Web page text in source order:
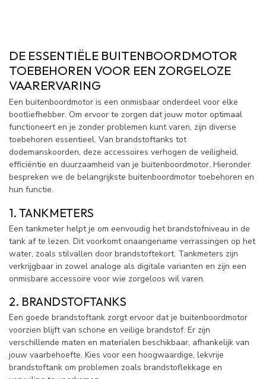
DE ESSENTIËLE BUITENBOORDMOTOR
TOEBEHOREN VOOR EEN ZORGELOZE
VAARERVARING
Een buitenboordmotor is een onmisbaar onderdeel voor elke
bootliefhebber. Om ervoor te zorgen dat jouw motor optimaal
functioneert en je zonder problemen kunt varen, zijn diverse
toebehoren essentieel. Van brandstoftanks tot
dodemanskoorden, deze accessoires verhogen de veiligheid,
efficiëntie en duurzaamheid van je buitenboordmotor. Hieronder
bespreken we de belangrijkste buitenboordmotor toebehoren en
hun functie.
1. TANKMETERS
Een tankmeter helpt je om eenvoudig het brandstofniveau in de
tank af te lezen. Dit voorkomt onaangename verrassingen op het
water, zoals stilvallen door brandstoftekort. Tankmeters zijn
verkrijgbaar in zowel analoge als digitale varianten en zijn een
onmisbare accessoire voor wie zorgeloos wil varen.
2. BRANDSTOFTANKS
Een goede brandstoftank zorgt ervoor dat je buitenboordmotor
voorzien blijft van schone en veilige brandstof. Er zijn
verschillende maten en materialen beschikbaar, afhankelijk van
jouw vaarbehoefte. Kies voor een hoogwaardige, lekvrije
brandstoftank om problemen zoals brandstoflekkage en